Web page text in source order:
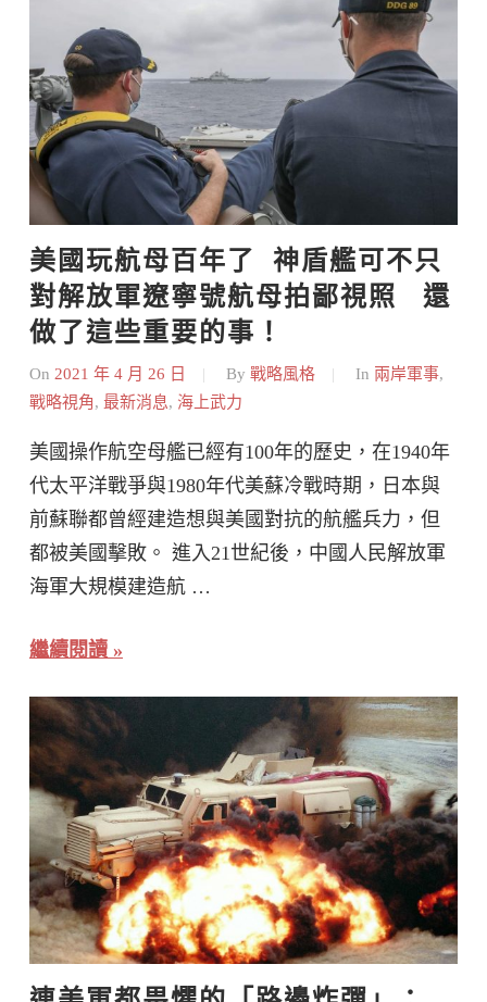
美國玩航母百年了  神盾艦可不只
對解放軍遼寧號航母拍鄙視照   還
做了這些重要的事！
On 2021 年 4 月 26 日 By 戰略風格 In 兩岸軍事,
戰略視角, 最新消息, 海上武力
美國操作航空母艦已經有100年的歷史，在1940年
代太平洋戰爭與1980年代美蘇冷戰時期，日本與
前蘇聯都曾經建造想與美國對抗的航艦兵力，但
都被美國擊敗。 進入21世紀後，中國人民解放軍
海軍大規模建造航 …
繼續閱讀